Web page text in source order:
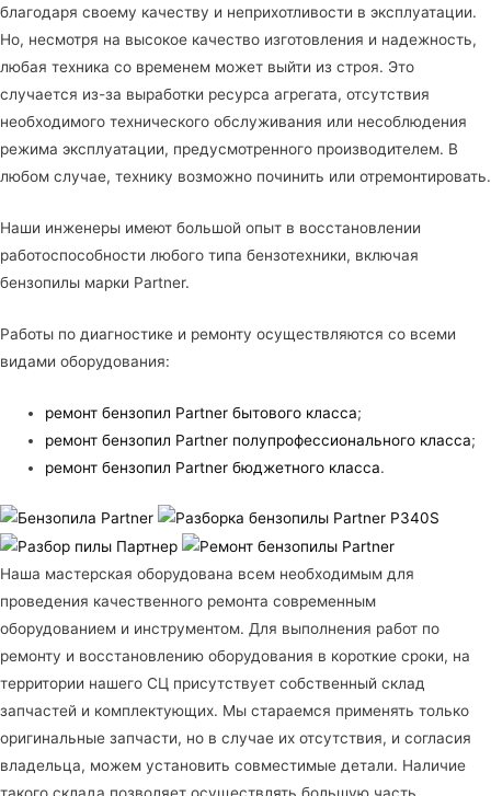
благодаря своему качеству и неприхотливости в эксплуатации.
Но, несмотря на высокое качество изготовления и надежность,
любая техника со временем может выйти из строя. Это
случается из-за выработки ресурса агрегата, отсутствия
необходимого технического обслуживания или несоблюдения
режима эксплуатации, предусмотренного производителем. В
любом случае, технику возможно починить или отремонтировать.
Наши инженеры имеют большой опыт в восстановлении
работоспособности любого типа бензотехники, включая
бензопилы марки Partner.
Работы по диагностике и ремонту осуществляются со всеми
видами оборудования:
ремонт бензопил Partner бытового класса;
ремонт бензопил Partner полупрофессионального класса;
ремонт бензопил Partner бюджетного класса.
Наша мастерская оборудована всем необходимым для
проведения качественного ремонта современным
оборудованием и инструментом. Для выполнения работ по
ремонту и восстановлению оборудования в короткие сроки, на
территории нашего СЦ присутствует собственный склад
запчастей и комплектующих. Мы стараемся применять только
оригинальные запчасти, но в случае их отсутствия, и согласия
владельца, можем установить совместимые детали. Наличие
такого склада позволяет осуществлять большую часть